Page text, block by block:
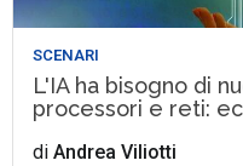
SCENARI
L'IA ha bisogno di
processori e reti:
diAndrea Viliotti